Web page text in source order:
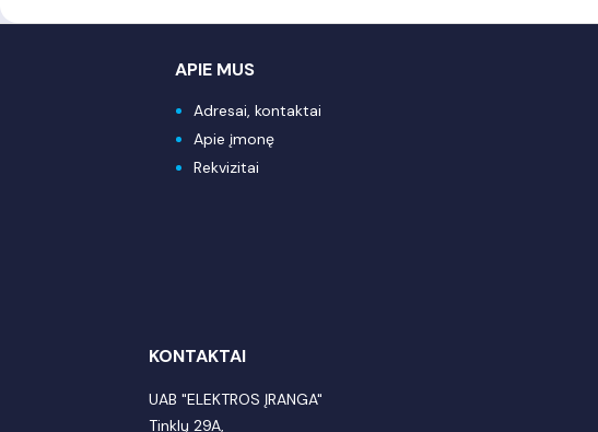
APIE MUS
Adresai, kontaktai
Apie įmonę
Rekvizitai
KONTAKTAI
UAB "ELEKTROS ĮRANGA"
Tinklų 29A,